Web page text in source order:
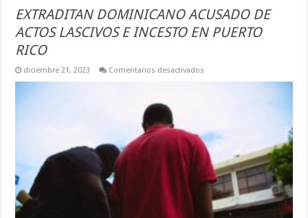
EXTRADITAN DOMINICANO ACUSADO DE
ACTOS LASCIVOS E INCESTO EN PUERTO
RICO
diciembre 21, 2023 Comentarios desactivados
E
INCESTO
EN
PUERTO
RICO